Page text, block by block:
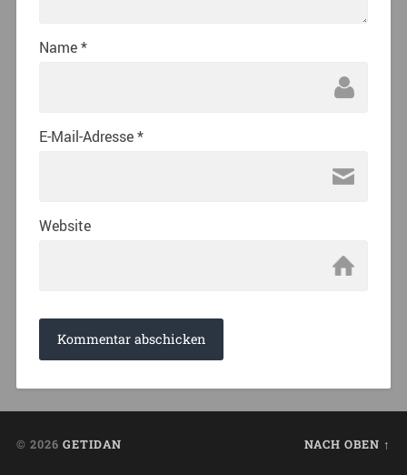
Name*
E-Mail-Adresse*
Website
© 2026 GETIDAN NACH OBEN ↑